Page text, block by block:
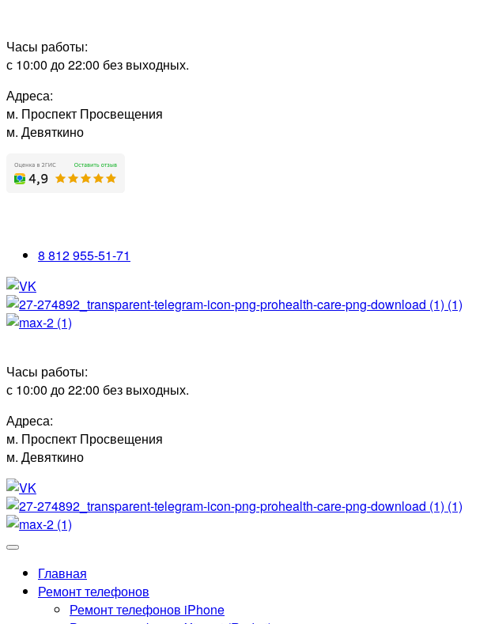
Часы работы:
с 10:00 до 22:00 без выходных.
Адреса:
м. Проспект Просвещения
м. Девяткино
8 812 955-51-71
Часы работы:
с 10:00 до 22:00 без выходных.
Адреса:
м. Проспект Просвещения
м. Девяткино
Главная
Ремонт телефонов
Ремонт телефонов iPhone